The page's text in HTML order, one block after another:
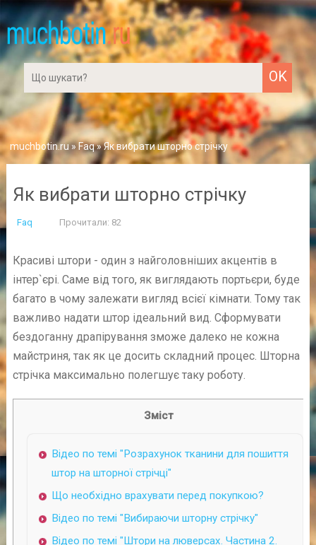
muchbotin.ru»Faq» Як вибрати шторно стрічку
Як вибрати шторно стрічку
Faq Прочитали: 82
Красиві штори - один з найголовніших акцентів в
інтер`єрі. Саме від того, як виглядають портьєри, буде
багато в чому залежати вигляд всієї кімнати. Тому так
важливо надати штор ідеальний вид. Сформувати
бездоганну драпірування зможе далеко не кожна
майстриня, так як це досить складний процес. Шторна
стрічка максимально полегшує таку роботу.
Зміст
Відео по темі "Розрахунок тканини для пошиття
штор на шторної стрічці"
Що необхідно врахувати перед покупкою?
Відео по темі "Вибираючи шторну стрічку"
Відео по темі "Штори на люверсах. Частина 2.